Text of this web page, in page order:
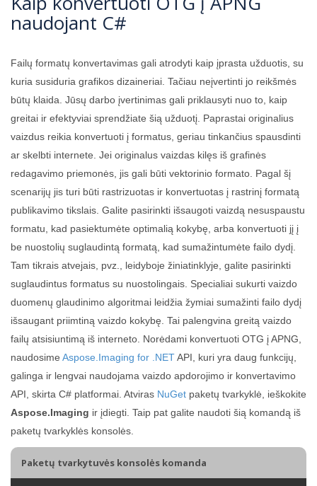
naudojant C#
Failų formatų konvertavimas gali atrodyti kaip įprasta užduotis, su
kuria susiduria grafikos dizaineriai. Tačiau neįvertinti jo reikšmės
būtų klaida. Jūsų darbo įvertinimas gali priklausyti nuo to, kaip
greitai ir efektyviai sprendžiate šią užduotį. Paprastai originalius
vaizdus reikia konvertuoti į formatus, geriau tinkančius spausdinti
ar skelbti internete. Jei originalus vaizdas kilęs iš grafinės
redagavimo priemonės, jis gali būti vektorinio formato. Pagal šį
scenarijų jis turi būti rastrizuotas ir konvertuotas į rastrinį formatą
publikavimo tikslais. Galite pasirinkti išsaugoti vaizdą nesuspaustu
formatu, kad pasiektumėte optimalią kokybę, arba konvertuoti jį į
be nuostolių suglaudintą formatą, kad sumažintumėte failo dydį.
Tam tikrais atvejais, pvz., leidyboje žiniatinklyje, galite pasirinkti
suglaudintus formatus su nuostolingais. Specialiai sukurti vaizdo
duomenų glaudinimo algoritmai leidžia žymiai sumažinti failo dydį
išsaugant priimtiną vaizdo kokybę. Tai palengvina greitą vaizdo
failų atsisiuntimą iš interneto. Norėdami konvertuoti OTG į APNG,
naudosime Aspose.Imaging for .NETAPI, kuri yra daug funkcijų,
galinga ir lengvai naudojama vaizdo apdorojimo ir konvertavimo
API, skirta C# platformai. Atviras NuGet paketų tvarkyklė, ieškokite
Aspose.Imaging ir įdiegti. Taip pat galite naudoti šią komandą iš
paketų tvarkyklės konsolės.
Paketų tvarkytuvės konsolės komanda